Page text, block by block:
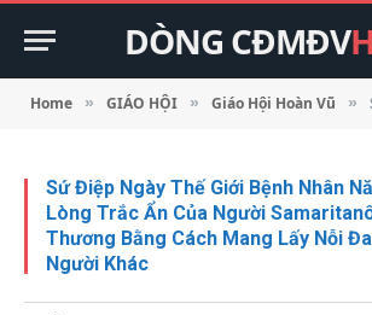
DÒNG CĐMĐV
Home » GIÁO HỘI » Giáo Hội Hoàn Vũ »
Sứ Điệp Ngày Thế Giới Bệnh Nhân
Lòng Trắc Ẩn Của Người
Thương Bằng Cách Mang Lấy Nỗi
Người Khác